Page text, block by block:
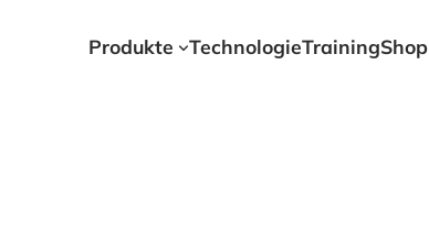
Produkte TechnologieTrainingShop